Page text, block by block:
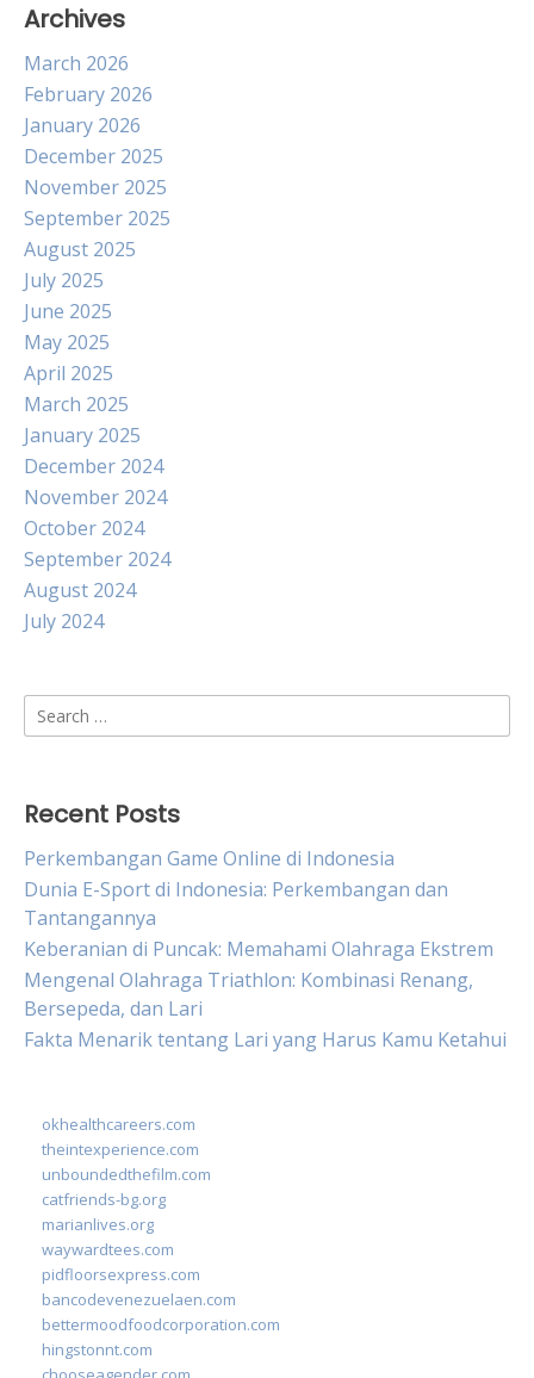
Archives
March 2026
February 2026
January 2026
December 2025
November 2025
September 2025
August 2025
July 2025
June 2025
May 2025
April 2025
March 2025
January 2025
December 2024
November 2024
October 2024
September 2024
August 2024
July 2024
Search
for:
Recent Posts
Perkembangan Game Online di Indonesia
Dunia E-Sport di Indonesia: Perkembangan dan
Tantangannya
Keberanian di Puncak: Memahami Olahraga Ekstrem
Mengenal Olahraga Triathlon: Kombinasi Renang,
Bersepeda, dan Lari
Fakta Menarik tentang Lari yang Harus Kamu Ketahui
okhealthcareers.com
theintexperience.com
unboundedthefilm.com
catfriends-bg.org
marianlives.org
waywardtees.com
pidfloorsexpress.com
bancodevenezuelaen.com
bettermoodfoodcorporation.com
hingstonnt.com